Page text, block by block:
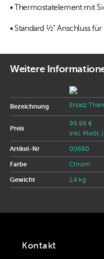
• Thermostatelement mit
• Standard ½" Anschluss für
Weitere
Bezeichnung Ersatz
Preis
99,99 €
inkl. MwSt.
Artikel-Nr 00690
Farbe Chrom
Gewicht 1,4 kg
Kontakt